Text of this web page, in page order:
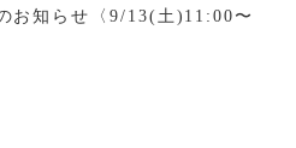
お知らせ〈9/13(土)11:00〜